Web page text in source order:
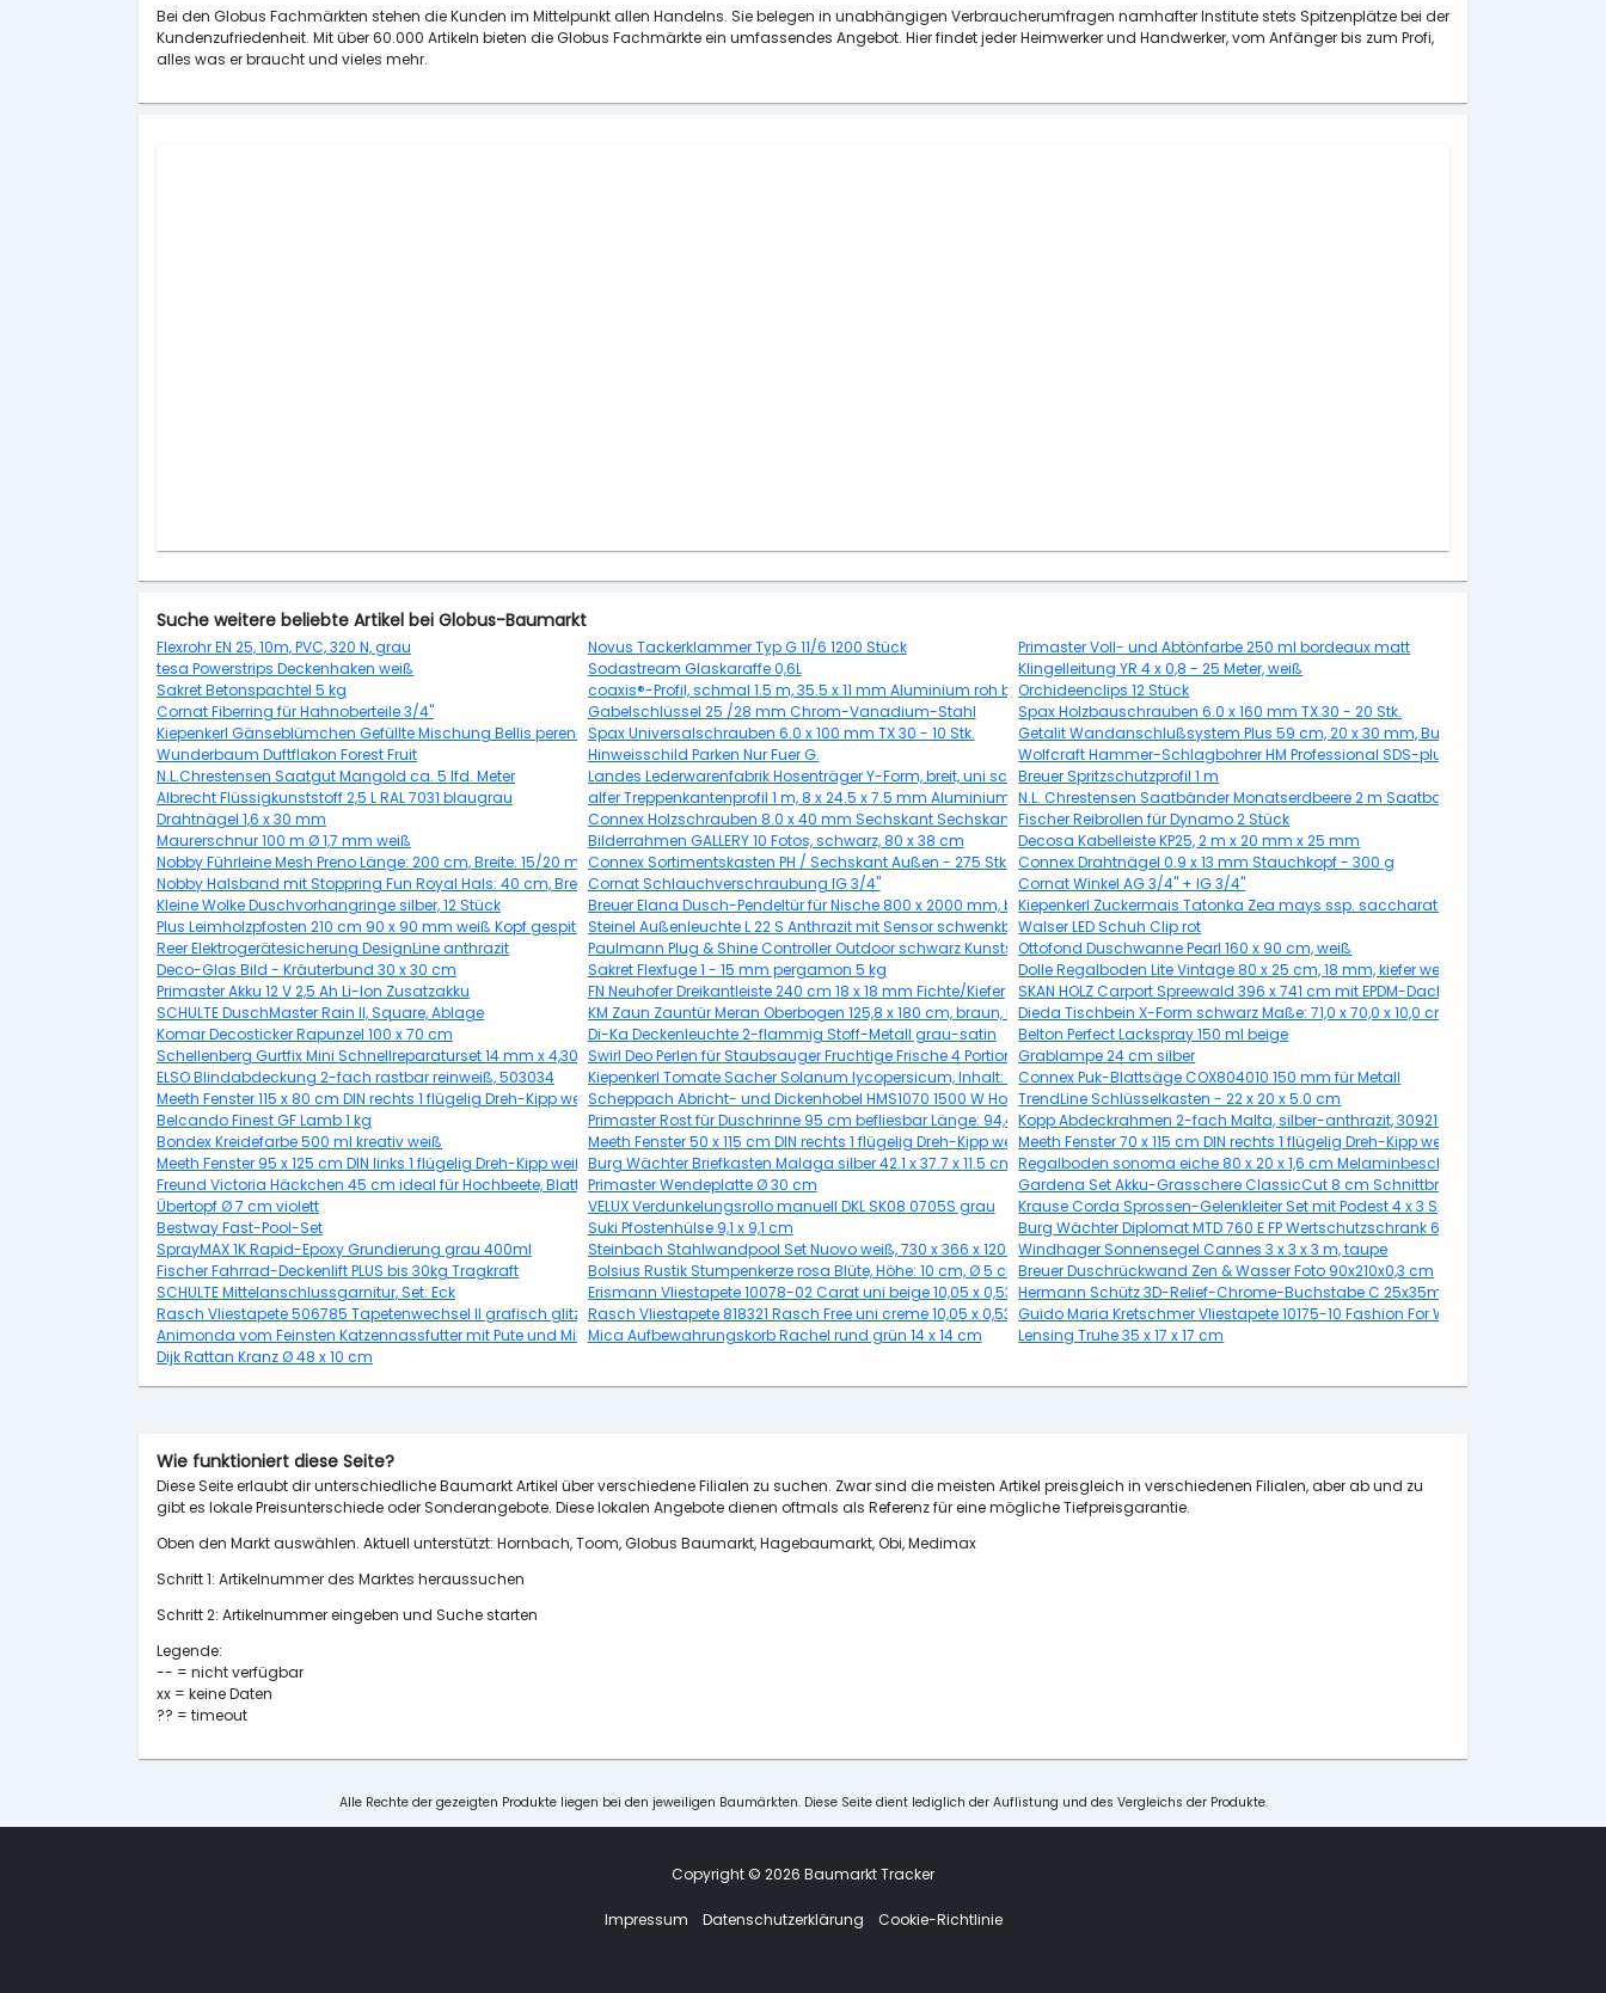
Bei den Globus Fachmärkten stehen die Kunden im Mittelpunkt allen Handelns. Sie belegen in unabhängigen Verbraucherumfragen namhafter Institute stets Spitzenplätze bei der
Kundenzufriedenheit. Mit über 60.000 Artikeln bieten die Globus Fachmärkte ein umfassendes Angebot. Hier findet jeder Heimwerker und Handwerker, vom Anfänger bis zum Profi,
alles was er braucht und vieles mehr.
Suche weitere beliebte Artikel bei Globus-Baumarkt
Flexrohr EN 25, 10m, PVC, 320 N, grau Novus Tackerklammer Typ G 11/6 1200 Stück
Primaster Voll- und Abtönfarbe 250 ml bordeaux matt
tesa Powerstrips Deckenhaken weiß
Sodastream Glaskaraffe 0,6L
Klingelleitung YR 4 x 0,8 - 25 Meter, weiß
Sakret Betonspachtel 5 kg
coaxis®-Profil, schmal 1.5 m, 35.5 x 11 mm Aluminium roh blankOrchideenclips 12 Stück
Cornat Fiberring für Hahnoberteile 3/4''
Gabelschlüssel 25 /28 mm Chrom-Vanadium-Stahl
Spax Holzbauschrauben 6.0 x 160 mm TX 30 - 20 Stk.
Kiepenkerl Gänseblümchen Gefüllte Mischung Bellis perennis, Inhalt: ca. 50 PflanzenSpax Universalschrauben 6.0 x 100 mm TX 30 - 10 Stk.
Getalit Wandanschlußsystem Plus 59 cm, 20 x 30 mm, Buche
Wunderbaum Duftflakon Forest Fruit
Hinweisschild Parken Nur Fuer G.
Wolfcraft Hammer-Schlagbohrer HM Professional SDS-plus Schaft Ø 5 mm
N.L.Chrestensen Saatgut Mangold ca. 5 lfd. Meter
Landes Lederwarenfabrik Hosenträger Y-Form, breit, uni schwarz, 130 cmBreuer Spritzschutzprofil 1 m
Albrecht Flüssigkunststoff 2,5 L RAL 7031 blaugrau
alfer Treppenkantenprofil 1 m, 8 x 24.5 x 7.5 mm Aluminium eloxiert titanN.L. Chrestensen Saatbänder Monatserdbeere 2 m Saatband
Drahtnägel 1,6 x 30 mm
Connex Holzschrauben 8.0 x 40 mm Sechskant Sechskantkopf - 25 Stk.Fischer Reibrollen für Dynamo 2 Stück
Maurerschnur 100 m Ø 1,7 mm weiß
Bilderrahmen GALLERY 10 Fotos, schwarz, 80 x 38 cm
Decosa Kabelleiste KP25, 2 m x 20 mm x 25 mm
Nobby Führleine Mesh Preno Länge: 200 cm, Breite: 15/20 mm, grauConnex Sortimentskasten PH / Sechskant Außen - 275 Stk.
Connex Drahtnägel 0.9 x 13 mm Stauchkopf - 300 g
Nobby Halsband mit Stoppring Fun Royal Hals: 40 cm, Breite: 9 mm, schwarzCornat Schlauchverschraubung IG 3/4"
Cornat Winkel AG 3/4" + IG 3/4"
Kleine Wolke Duschvorhangringe silber, 12 Stück
Breuer Elana Dusch-Pendeltür für Nische 800 x 2000 mm, breit, alu silber, Klarglas hellKiepenkerl Zuckermais Tatonka Zea mays ssp. saccharata, Inhalt: 20 Korn
Plus Leimholzpfosten 210 cm 90 x 90 mm weiß Kopf gespitzt Steinel Außenleuchte L 22 S Anthrazit mit Sensor schwenkbar 10 mWalser LED Schuh Clip rot
Reer Elektrogerätesicherung DesignLine anthrazit
Paulmann Plug & Shine Controller Outdoor schwarz KunststoffOttofond Duschwanne Pearl 160 x 90 cm, weiß
Deco-Glas Bild - Kräuterbund 30 x 30 cm
Sakret Flexfuge 1 - 15 mm pergamon 5 kg
Dolle Regalboden Lite Vintage 80 x 25 cm, 18 mm, kiefer weiß
Primaster Akku 12 V 2,5 Ah Li-Ion Zusatzakku
FN Neuhofer Dreikantleiste 240 cm 18 x 18 mm Fichte/Kiefer
SKAN HOLZ Carport Spreewald 396 x 741 cm mit EPDM-Dach
SCHULTE DuschMaster Rain II, Square, Ablage
KM Zaun Zauntür Meran Oberbogen 125,8 x 180 cm, braun, DIN linksDieda Tischbein X-Form schwarz Maße: 71,0 x 70,0 x 10,0 cm
Komar Decosticker Rapunzel 100 x 70 cm
Di-Ka Deckenleuchte 2-flammig Stoff-Metall grau-satin
Belton Perfect Lackspray 150 ml beige
Schellenberg Gurtfix Mini Schnellreparaturset 14 mm x 4,30 m beigeSwirl Deo Perlen für Staubsauger Fruchtige Frische 4 PortionenGrablampe 24 cm silber
ELSO Blindabdeckung 2-fach rastbar reinweiß, 503034
Kiepenkerl Tomate Sacher Solanum lycopersicum, Inhalt: 7 KornConnex Puk-Blattsäge COX804010 150 mm für Metall
Meeth Fenster 115 x 80 cm DIN rechts 1 flügelig Dreh-Kipp weißScheppach Abricht- und Dickenhobel HMS1070 1500 W Hobelbreite 254 mmTrendLine Schlüsselkasten - 22 x 20 x 5.0 cm
Belcando Finest GF Lamb 1 kg
Primaster Rost für Duschrinne 95 cm befliesbar Länge: 94,4 cmKopp Abdeckrahmen 2-fach Malta, silber-anthrazit, 309215068
Bondex Kreidefarbe 500 ml kreativ weiß
Meeth Fenster 50 x 115 cm DIN rechts 1 flügelig Dreh-Kipp weiß/golden OakMeeth Fenster 70 x 115 cm DIN rechts 1 flügelig Dreh-Kipp weiß/ titan
Meeth Fenster 95 x 125 cm DIN links 1 flügelig Dreh-Kipp weiß/golden OakBurg Wächter Briefkasten Malaga silber 42.1 x 37.7 x 11.5 cm Regalboden sonoma eiche 80 x 20 x 1,6 cm Melaminbeschichtet
Freund Victoria Häckchen 45 cm ideal für Hochbeete, BlatthackePrimaster Wendeplatte Ø 30 cm
Gardena Set Akku-Grasschere ClassicCut 8 cm Schnittbreite
Übertopf Ø 7 cm violett
VELUX Verdunkelungsrollo manuell DKL SK08 0705S grau
Krause Corda Sprossen-Gelenkleiter Set mit Podest 4 x 3 Sprossen bis 3 m
Bestway Fast-Pool-Set
Suki Pfostenhülse 9,1 x 9,1 cm
Burg Wächter Diplomat MTD 760 E FP Wertschutzschrank 62,5 x 50 x 46,2 cm
SprayMAX 1K Rapid-Epoxy Grundierung grau 400ml
Steinbach Stahlwandpool Set Nuovo weiß, 730 x 366 x 120 cmWindhager Sonnensegel Cannes 3 x 3 x 3 m, taupe
Fischer Fahrrad-Deckenlift PLUS bis 30kg Tragkraft
Bolsius Rustik Stumpenkerze rosa Blüte, Höhe: 10 cm, Ø 5 cmBreuer Duschrückwand Zen & Wasser Foto 90x210x0,3 cm
SCHULTE Mittelanschlussgarnitur, Set: Eck
Erismann Vliestapete 10078-02 Carat uni beige 10,05 x 0,53 mHermann Schütz 3D-Relief-Chrome-Buchstabe C 25x35mm
Rasch Vliestapete 506785 Tapetenwechsel II grafisch glitzer schwarz 10,05 x 0,53 mRasch Vliestapete 818321 Rasch Free uni creme 10,05 x 0,53 mGuido Maria Kretschmer Vliestapete 10175-10 Fashion For Walls floral grau 10,05
Animonda vom Feinsten Katzennassfutter mit Pute und Milchkern, 100gMica Aufbewahrungskorb Rachel rund grün 14 x 14 cm
Lensing Truhe 35 x 17 x 17 cm
Dijk Rattan Kranz Ø 48 x 10 cm
Wie funktioniert diese Seite?
Diese Seite erlaubt dir unterschiedliche Baumarkt Artikel über verschiedene Filialen zu suchen. Zwar sind die meisten Artikel preisgleich in verschiedenen Filialen, aber ab und zu
gibt es lokale Preisunterschiede oder Sonderangebote. Diese lokalen Angebote dienen oftmals als Referenz für eine mögliche Tiefpreisgarantie.
Oben den Markt auswählen. Aktuell unterstützt: Hornbach, Toom, Globus Baumarkt, Hagebaumarkt, Obi, Medimax
Schritt 1: Artikelnummer des Marktes heraussuchen
Schritt 2: Artikelnummer eingeben und Suche starten
Legende:
-- = nicht verfügbar
xx = keine Daten
?? = timeout
Alle Rechte der gezeigten Produkte liegen bei den jeweiligen Baumärkten. Diese Seite dient lediglich der Auflistung und des Vergleichs der Produkte.
Copyright © 2026 Baumarkt Tracker
Impressum Datenschutzerklärung Cookie-Richtlinie